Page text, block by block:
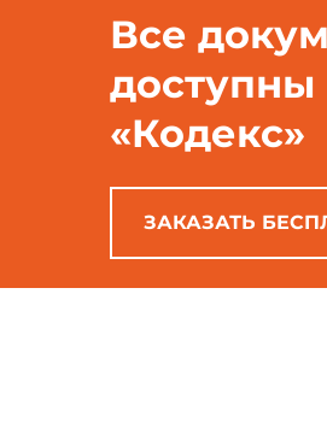
Все
доступны
«Кодекс»
ЗАКАЗАТЬ